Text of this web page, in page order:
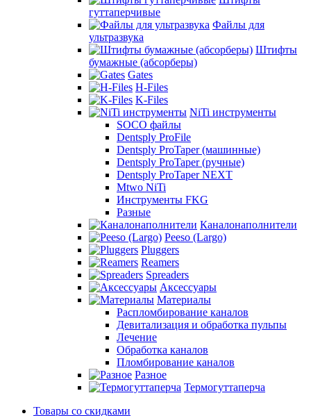
гуттаперчивые
Файлы для
ультразвука
Штифты
бумажные (абсорберы)
Gates
H-Files
K-Files
NiTi инструменты
SOCO файлы
Dentsply ProFile
Dentsply ProTaper (машинные)
Dentsply ProTaper (ручные)
Dentsply ProTaper NEXT
Mtwo NiTi
Инструменты FKG
Разные
Каналонаполнители
Peeso (Largo)
Pluggers
Reamers
Spreaders
Аксессуары
Материалы
Распломбирование каналов
Девитализация и обработка пульпы
Лечение
Обработка каналов
Пломбирование каналов
Разное
Термогуттаперча
Товары со скидками